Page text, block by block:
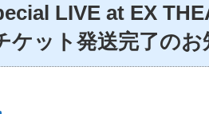
LIVE at EX
ケット発送完了のお